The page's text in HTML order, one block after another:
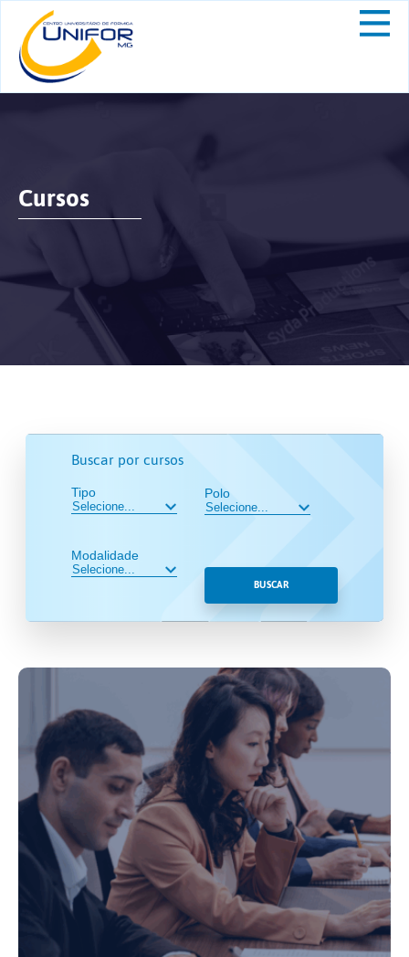
Cursos
Buscar por cursos
Tipo
Modalidade
Polo
BUSCAR